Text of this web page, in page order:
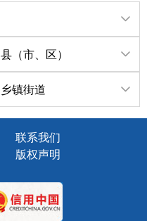
县（市、区）
乡镇街道
联系我们
版权声明